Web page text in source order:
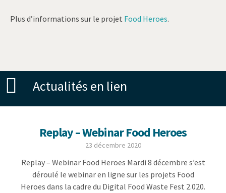
Plus d’informations sur le projet Food Heroes.
Actualités en lien
Replay – Webinar Food Heroes
23 décembre 2020
Replay – Webinar Food Heroes Mardi 8 décembre s’est
déroulé le webinar en ligne sur les projets Food
Heroes dans la cadre du Digital Food Waste Fest 2.020.